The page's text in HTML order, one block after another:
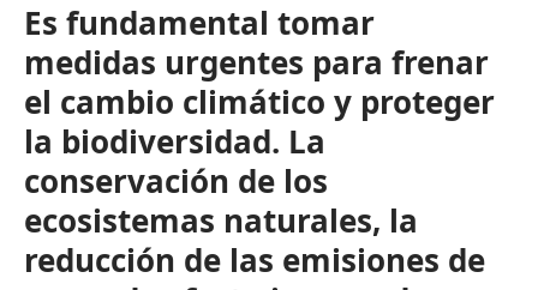
Es fundamental tomar
medidas urgentes para frenar
el cambio climático y proteger
la biodiversidad. La
conservación de los
ecosistemas naturales, la
reducción de las emisiones de